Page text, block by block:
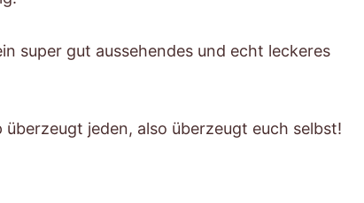
super gut aussehendes und echt leckeres
jeden, also überzeugt euch selbst!